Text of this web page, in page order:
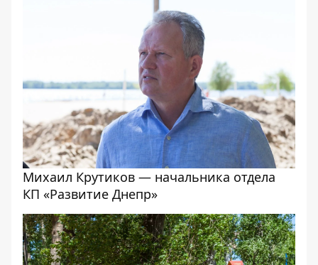
Михаил Крутиков — начальника отдела
КП «Развитие Днепр»